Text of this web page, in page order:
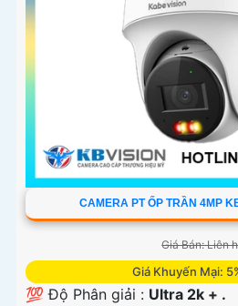
CAMERA PT ỐP TRẦN 4MP
Giá Bán: Liên
Giá Khuyến Mại:
💯 Độ Phân giải : Ultra 2k + .